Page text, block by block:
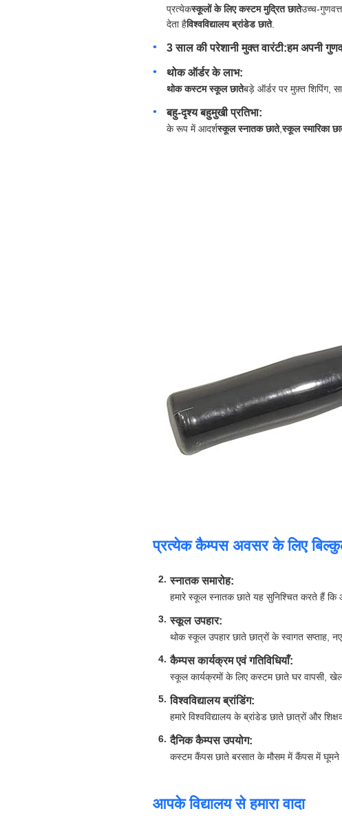
प्रत्येकस्कूलों के लिए कस्टम मुद्रित छातेउच्च-
देता हैविश्वविद्यालय ब्रांडेड छाते.
3 साल की परेशानी मुक्त वारंटी:हम अपनी
थोक ऑर्डर के लाभ:
थोक कस्टम स्कूल छातेबड़े ऑर्डर पर मुफ़्त शिपिंग,
बहु-दृश्य बहुमुखी प्रतिभा:
के रूप में आदर्शस्कूल स्नातक छाते,स्कूल स्मारिका
प्रत्येक कैम्पस अवसर के लिए
स्नातक समारोह:
हमारे स्कूल स्नातक छाते यह सुनिश्चित करते हैं
स्कूल उपहार:
थोक स्कूल उपहार छाते छात्रों के स्वागत सप्ताह,
कैम्पस कार्यक्रम एवं गतिविधियाँ:
स्कूल कार्यक्रमों के लिए कस्टम छाते घर वापसी,
विश्वविद्यालय ब्रांडिंग:
हमारे विश्वविद्यालय के ब्रांडेड छाते छात्रों और
दैनिक कैम्पस उपयोग:
कस्टम कैंपस छाते बरसात के मौसम में कैंपस में घूमने
आपके विद्यालय से हमारा वादा